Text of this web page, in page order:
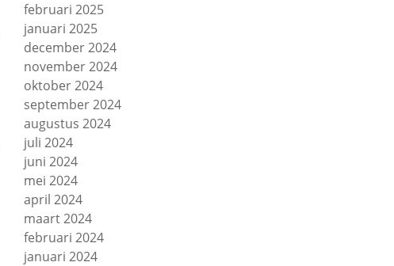
februari 2025
januari 2025
december 2024
november 2024
oktober 2024
september 2024
augustus 2024
juli 2024
juni 2024
mei 2024
april 2024
maart 2024
februari 2024
januari 2024